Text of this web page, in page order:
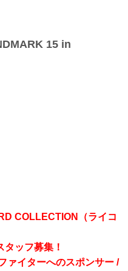
15 in
COLLECTION（ライコ
ッフ募集！
ァイターへのスポンサー /